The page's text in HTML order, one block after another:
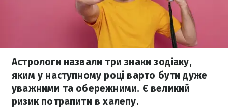
Астрологи назвали три знаки зодіаку,
яким у наступному році варто бути дуже
уважними та обережними. Є великий
ризик потрапити в халепу.